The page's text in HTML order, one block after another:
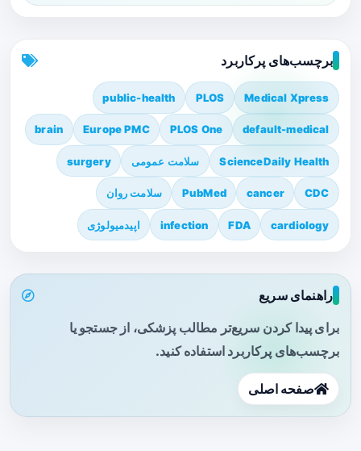
برچسب‌های پرکاربرد
Medical Xpress
PLOS
public-health
default-medical
PLOS One
Europe PMC
brain
ScienceDaily Health سلامت عمومی surgery
CDC
cancer
PubMed سلامت روان
cardiology
FDA
infection اپیدمیولوژی
راهنمای سریع
برای پیدا کردن سریع‌تر مطالب پزشکی، از جستجو یا
برچسب‌های پرکاربرد استفاده کنید.
صفحه اصلی